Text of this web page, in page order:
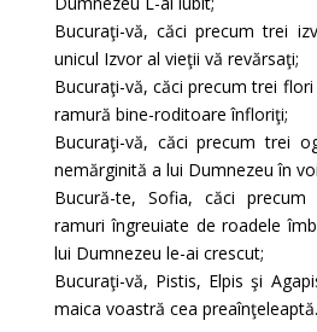
Bucuraţi-vă, căci precum trei
unicul Izvor al vieţii vă revărsaţi;
Bucuraţi-vă, căci precum trei
ramură bine-roditoare înfloriţi;
Bucuraţi-vă, căci precum trei
nemărginită a lui Dumnezeu în
Bucură-te, Sofia, căci
ramuri îngreuiate de roadele
lui Dumnezeu le-ai crescut;
Bucuraţi-vă, Pistis, Elpis şi
maica voastră cea preaînţeleaptă.